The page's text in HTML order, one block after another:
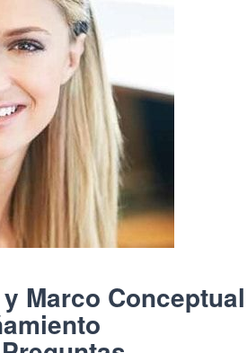
Marco Conceptual